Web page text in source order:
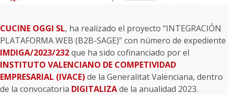
CUCINE OGGI SL, ha realizado el proyecto “INTEGRACIÓN
PLATAFORMA WEB (B2B-SAGE)” con número de expediente
IMDIGA/2023/232que ha sido cofinanciado por el
INSTITUTO VALENCIANO DE COMPETIVIDAD
EMPRESARIAL (IVACE)de la Generalitat Valenciana, dentro
de la convocatoria DIGITALIZAde la anualidad 2023.